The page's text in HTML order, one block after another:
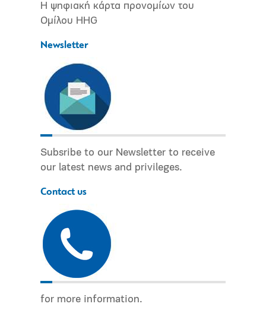
Η ψηφιακή κάρτα προνομίων του
Ομίλου HHG
Newsletter
Subsribe to our Newsletter to receive
our latest news and privileges.
Contact us
for more information.